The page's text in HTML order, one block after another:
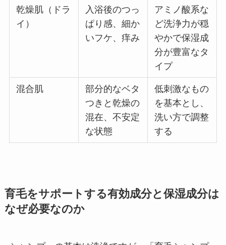
乾燥肌（ドラ
イ）
入浴後のつっ
ぱり感、細か
いフケ、痒み
アミノ酸系な
ど洗浄力が穏
やかで保湿成
分が豊富なタ
イプ
混合肌
部分的なベタ
つきと乾燥の
混在、不安定
な状態
低刺激なもの
を基本とし、
洗い方で調整
する
育毛をサポートする有効成分と保湿成分は
なぜ必要なのか